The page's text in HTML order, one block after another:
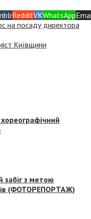
RedditVKWhatsApp
на посаду директора
Київщини
з метою
(ФОТОРЕПОРТАЖ)